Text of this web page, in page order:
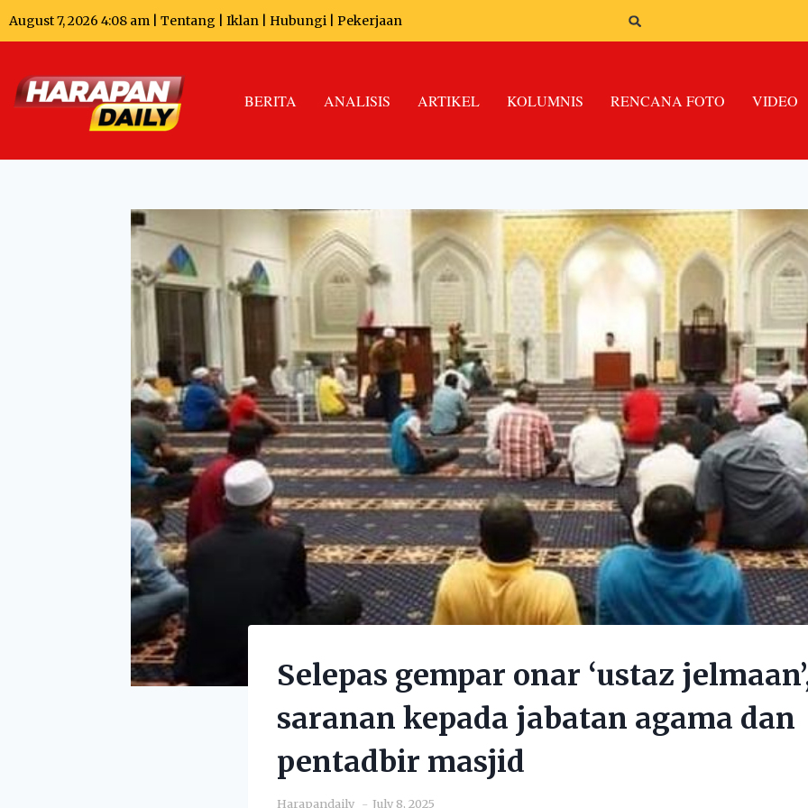
August 7, 2026 4:08 am | Tentang Iklan Hubungi Pekerjaan
BERITA ANALISIS ARTIKEL KOLUMNIS RENCANA FOTO VIDEO
Selepas gempar onar ‘ustaz
saranan kepada jabatan agama dan
pentadbir masjid
Harapandaily July 8, 2025